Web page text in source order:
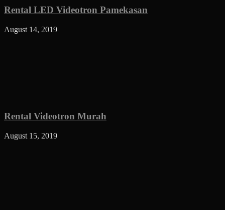
Rental LED Videotron Pamekasan
August 14, 2019
Rental Videotron Murah
August 15, 2019